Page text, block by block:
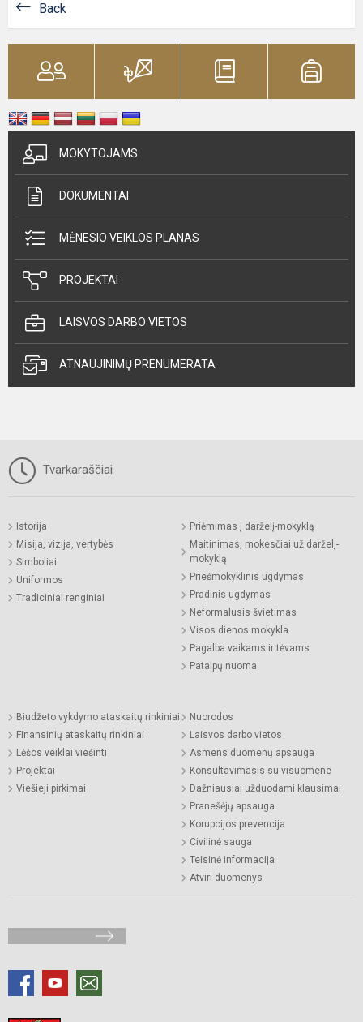
Back
MOKYTOJAMS
DOKUMENTAI
MĖNESIO VEIKLOS PLANAS
PROJEKTAI
LAISVOS DARBO VIETOS
ATNAUJINIMŲ PRENUMERATA
Tvarkaraščiai
Istorija
Misija, vizija, vertybės
Simboliai
Uniformos
Tradiciniai renginiai
Priėmimas į darželį-mokyklą
Maitinimas, mokesčiai už darželį-
mokyklą
Priešmokyklinis ugdymas
Pradinis ugdymas
Neformalusis švietimas
Visos dienos mokykla
Pagalba vaikams ir tėvams
Patalpų nuoma
Biudžeto vykdymo ataskaitų rinkiniai
Finansinių ataskaitų rinkiniai
Lėšos veiklai viešinti
Projektai
Viešieji pirkimai
Nuorodos
Laisvos darbo vietos
Asmens duomenų apsauga
Konsultavimasis su visuomene
Dažniausiai užduodami klausimai
Pranešėjų apsauga
Korupcijos prevencija
Civilinė sauga
Teisinė informacija
Atviri duomenys